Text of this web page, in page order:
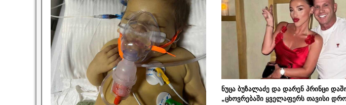
ნუცა ბუზალაძე და დარენ პრინცი
„ცხოვრებაში ყველაფერს თავისი დრო